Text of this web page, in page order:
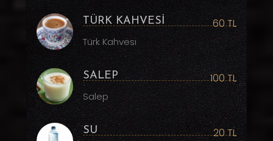
TÜRK KAHVESİ 60 TL
Türk Kahvesi
SALEP 100 TL
Salep
SU 20 TL